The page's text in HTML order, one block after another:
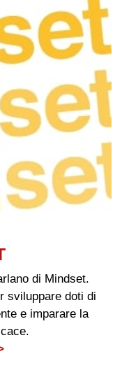
di Mindset.
sviluppare doti di
e imparare la